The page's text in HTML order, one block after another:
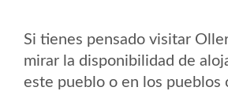
Si tienes pensado visitar
mirar la disponibilidad de
este pueblo o en los pueblos